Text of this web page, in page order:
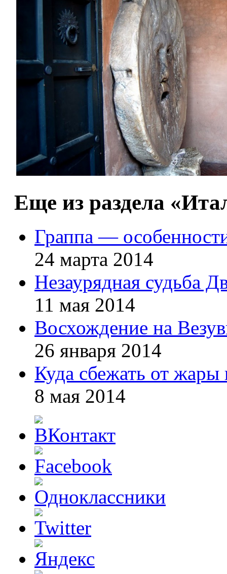
Еще из раздела
Граппа —
24 марта 2014
Незаурядная судьба
11 мая 2014
Восхождение на
26 января 2014
Куда сбежать от жары
8 мая 2014